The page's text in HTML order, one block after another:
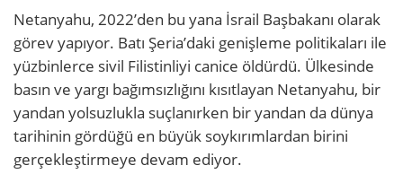
Netanyahu, 2022’den bu yana İsrail Başbakanı olarak
görev yapıyor. Batı Şeria’daki genişleme politikaları ile
yüzbinlerce sivil Filistinliyi canice öldürdü. Ülkesinde
basın ve yargı bağımsızlığını kısıtlayan Netanyahu, bir
yandan yolsuzlukla suçlanırken bir yandan da dünya
tarihinin gördüğü en büyük soykırımlardan birini
gerçekleştirmeye devam ediyor.